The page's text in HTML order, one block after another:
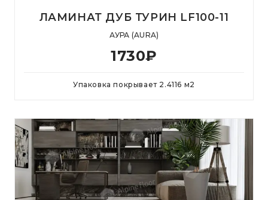
ЛАМИНАТ ДУБ ТУРИН LF100-11
АУРА (AURA)
1730₽
Упаковка покрывает 2.4116 м2